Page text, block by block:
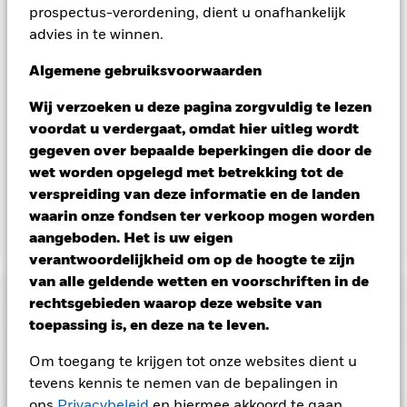
prospectus-verordening, dient u onafhankelijk
advies in te winnen.
Algemene gebruiksvoorwaarden
Wij verzoeken u deze pagina zorgvuldig te lezen
voordat u verdergaat, omdat hier uitleg wordt
gegeven over bepaalde beperkingen die door de
wet worden opgelegd met betrekking tot de
verspreiding van deze informatie en de landen
waarin onze fondsen ter verkoop mogen worden
aangeboden. Het is uw eigen
verantwoordelijkheid om op de hoogte te zijn
van alle geldende wetten en voorschriften in de
rechtsgebieden waarop deze website van
toepassing is, en deze na te leven.
Om toegang te krijgen tot onze websites dient u
tevens kennis te nemen van de bepalingen in
aandelenklassen met valutahedging op aanvraag
verkrijgbaar bij de beheermaatschappij van het fonds.
In de mate waarin het Fonds effecten uitleent om zijn kosten
te reduceren, ontvangt het Fonds 62,5% van de hiermee
verbonden inkomsten en komen de resterende 37,5% ten
goede aan BlackRock als effectenuitleenagent. Aangezien de
verdeling van opbrengsten uit effectenleningen de
exploitatiekosten van het Fonds niet verhoogt, is deze niet in
de lopende kosten opgenomen.
BGF Circular Economy
Risicometer
Performance
Grafiek
Aandelen in kleinere bedrijven worden gewoonlijk in kleinere
Kerngegevens